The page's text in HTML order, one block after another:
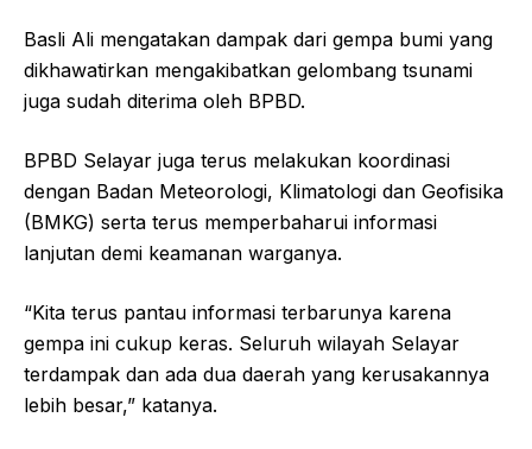
Basli Ali mengatakan dampak dari gempa bumi yang
dikhawatirkan mengakibatkan gelombang tsunami
juga sudah diterima oleh BPBD.
BPBD Selayar juga terus melakukan koordinasi
dengan Badan Meteorologi, Klimatologi dan Geofisika
(BMKG) serta terus memperbaharui informasi
lanjutan demi keamanan warganya.
“Kita terus pantau informasi terbarunya karena
gempa ini cukup keras. Seluruh wilayah Selayar
terdampak dan ada dua daerah yang kerusakannya
lebih besar,” katanya.